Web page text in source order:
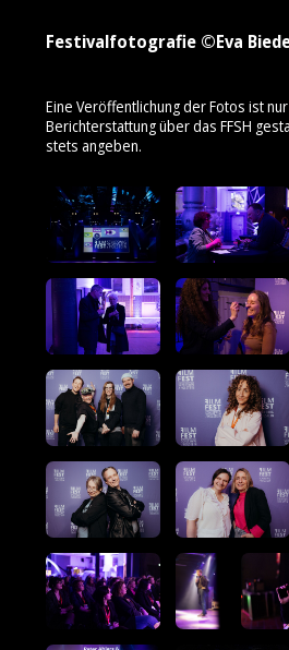
Festivalfotografie ©Eva
Eine Veröffentlichung der Fotos ist
Berichterstattung über das FFSH
stets angeben.